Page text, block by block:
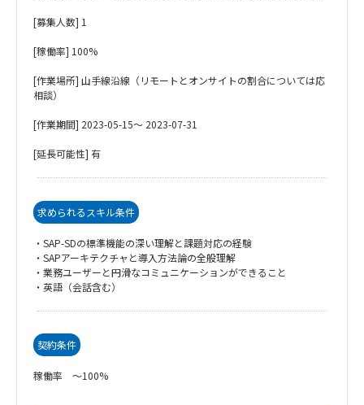
[募集人数] 1
[稼働率] 100%
[作業場所] 山手線沿線（リモートとオンサイトの割合については応
相談）
[作業期間] 2023-05-15～ 2023-07-31
[延長可能性] 有
求められるスキル条件
・SAP-SDの標準機能の深い理解と課題対応の経験
・SAPアーキテクチャと導入方法論の全般理解
・業務ユーザーと円滑なコミュニケーションができること
・英語（会話含む）
契約条件
稼働率 ～100%